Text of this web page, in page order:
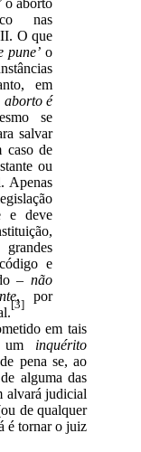
o aborto
nas
O que
pune’ o
em
aborto é
se
salvar
caso de
ou
Apenas
e deve
e
–não
, por
[3]
em tais
um inquérito
pena se, ao
alguma das
alvará judicial
de qualquer
é tornar o juiz